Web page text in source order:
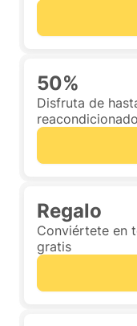
50%
Disfruta de
Regalo
Conviértete en
gratis